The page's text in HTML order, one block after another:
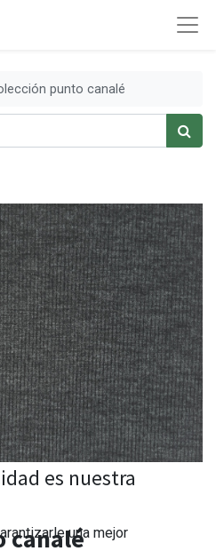
punto canalé
canalé
es nuestra
una mejor